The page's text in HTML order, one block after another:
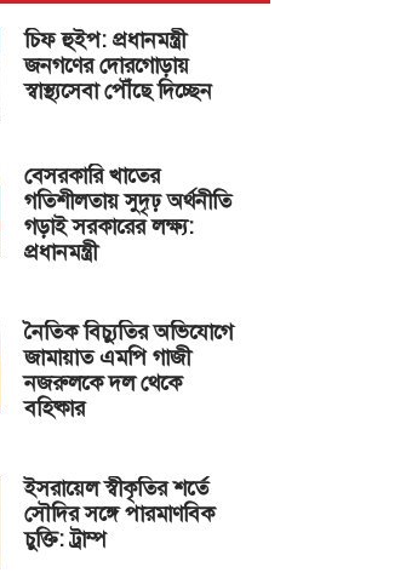
চিফ হুইপ: প্রধানমন্ত্রী
জনগণের দোরগোড়ায়
স্বাস্থ্যসেবা পৌঁছে দিচ্ছেন
বেসরকারি খাতের
গতিশীলতায় সুদৃঢ় অর্থনীতি
গড়াই সরকারের লক্ষ্য:
প্রধানমন্ত্রী
নৈতিক বিচ্যুতির অভিযোগে
জামায়াত এমপি গাজী
নজরুলকে দল থেকে
বহিষ্কার
ইসরায়েল স্বীকৃতির শর্তে
সৌদির সঙ্গে পারমাণবিক
চুক্তি: ট্রাম্প